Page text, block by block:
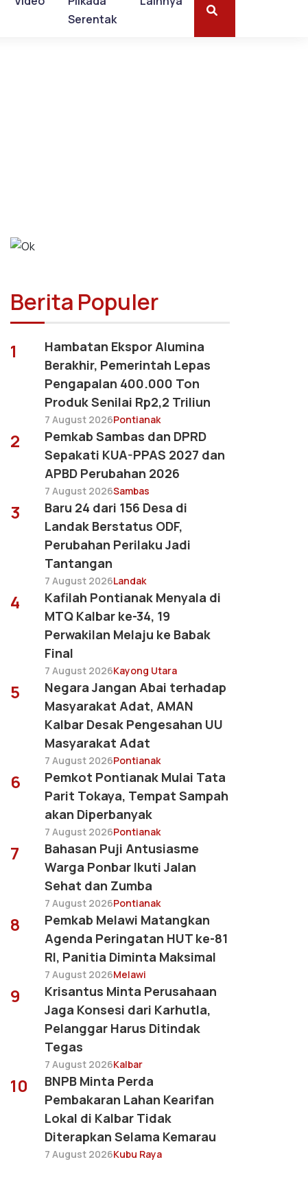
Serentak
Berita Populer
1
Hambatan Ekspor Alumina
Berakhir, Pemerintah Lepas
Pengapalan 400.000 Ton
Produk Senilai Rp2,2 Triliun
7 August 2026Pontianak
2
Pemkab Sambas dan DPRD
Sepakati KUA-PPAS 2027 dan
APBD Perubahan 2026
7 August 2026Sambas
3
Baru 24 dari 156 Desa di
Landak Berstatus ODF,
Perubahan Perilaku Jadi
Tantangan
7 August 2026Landak
4
Kafilah Pontianak Menyala di
MTQ Kalbar ke-34, 19
Perwakilan Melaju ke Babak
Final
7 August 2026Kayong Utara
5
Negara Jangan Abai terhadap
Masyarakat Adat, AMAN
Kalbar Desak Pengesahan UU
Masyarakat Adat
7 August 2026Pontianak
6
Pemkot Pontianak Mulai Tata
Parit Tokaya, Tempat Sampah
akan Diperbanyak
7 August 2026Pontianak
7
Bahasan Puji Antusiasme
Warga Ponbar Ikuti Jalan
Sehat dan Zumba
7 August 2026Pontianak
8
Pemkab Melawi Matangkan
Agenda Peringatan HUT ke-81
RI, Panitia Diminta Maksimal
7 August 2026Melawi
9
Krisantus Minta Perusahaan
Jaga Konsesi dari Karhutla,
Pelanggar Harus Ditindak
Tegas
7 August 2026Kalbar
10
BNPB Minta Perda
Pembakaran Lahan Kearifan
Lokal di Kalbar Tidak
Diterapkan Selama Kemarau
7 August 2026Kubu Raya